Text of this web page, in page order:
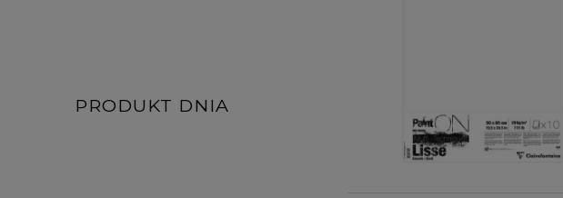
PRODUKT DNIA